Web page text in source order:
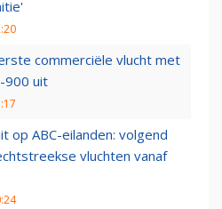
commerciële vlucht met
900 uit
op ABC-eilanden: volgend
vluchten vanaf